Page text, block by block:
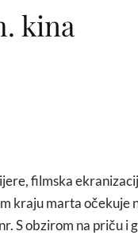
kina
filmska
kraju marta očekuje
S obzirom na priču i